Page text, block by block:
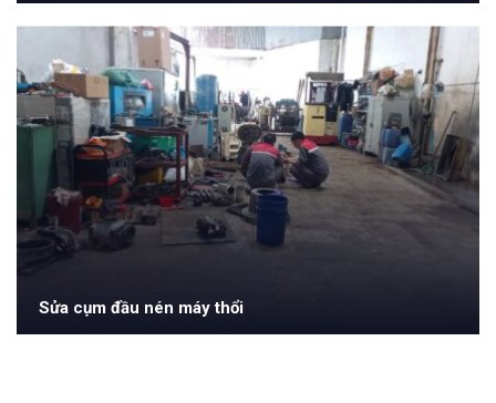
Sửa cụm đầu nén máy thổi